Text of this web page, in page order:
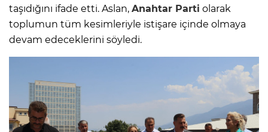
taşıdığını ifade etti. Aslan, Anahtar Parti olarak
toplumun tüm kesimleriyle istişare içinde olmaya
devam edeceklerini söyledi.